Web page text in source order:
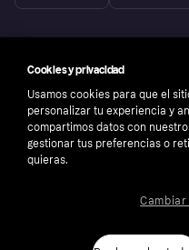
Número de empresa: 556737-0431
Cookies y privacidad
Usamos cookies para que el
personalizar tu experiencia y
compartimos datos con
gestionar tus preferencias o
quieras.